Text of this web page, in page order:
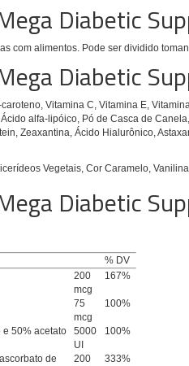
Diabetic
com alimentos. Pode ser dividido
Diabetic
Vitamina C, Vitamina E,
alfa-lipóico, Pó de Casca de
Zeaxantina, Ácido Hialurônico,
Vegetais, Cor Caramelo, Vanilina
Diabetic
% DV
200
mcg
167%
75
mcg
100%
e 50% acetato
5000
UI
100%
de
200
333%